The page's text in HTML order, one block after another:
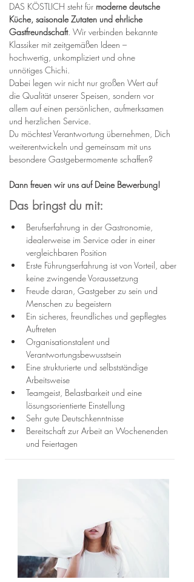
DAS KÖSTLICH steht für moderne deutsche
Küche, saisonale Zutaten und ehrliche
Gastfreundschaft. Wir verbinden bekannte
Klassiker mit zeitgemäßen Ideen –
hochwertig, unkompliziert und ohne
unnötiges Chichi.
Dabei legen wir nicht nur großen Wert auf
die Qualität unserer Speisen, sondern vor
allem auf einen persönlichen, aufmerksamen
und herzlichen Service.
Du möchtest Verantwortung übernehmen, Dich
weiterentwickeln und gemeinsam mit uns
besondere Gastgebermomente schaffen?
Dann freuen wir uns auf Deine Bewerbung!
Das bringst du mit:
Berufserfahrung in der Gastronomie,
idealerweise im Service oder in einer
vergleichbaren Position
Erste Führungserfahrung ist von Vorteil, aber
keine zwingende Voraussetzung
Freude daran, Gastgeber zu sein und
Menschen zu begeistern
Ein sicheres, freundliches und gepflegtes
Auftreten
Organisationstalent und
Verantwortungsbewusstsein
Eine strukturierte und selbstständige
Arbeitsweise
Teamgeist, Belastbarkeit und eine
lösungsorientierte Einstellung
Sehr gute Deutschkenntnisse
Bereitschaft zur Arbeit an Wochenenden
und Feiertagen